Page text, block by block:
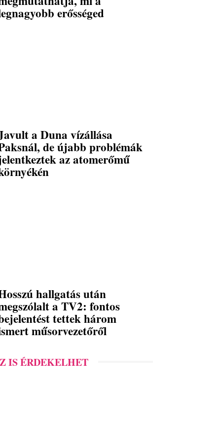
erősséged
a Duna vízállása
de újabb problémák
az atomerőmű
hallgatás után
a TV2: fontos
tettek három
műsorvezetőről
IS ÉRDEKELHET